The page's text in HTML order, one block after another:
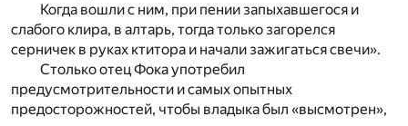
Когда вошли с ним, при пении запыхавшегося и
слабого клира, в алтарь, тогда только загорелся
серничек в руках ктитора и начали зажигаться свечи».
Столько отец Фока употребил
предусмотрительности и самых опытных
предосторожностей, чтобы владыка был «высмотрен»,